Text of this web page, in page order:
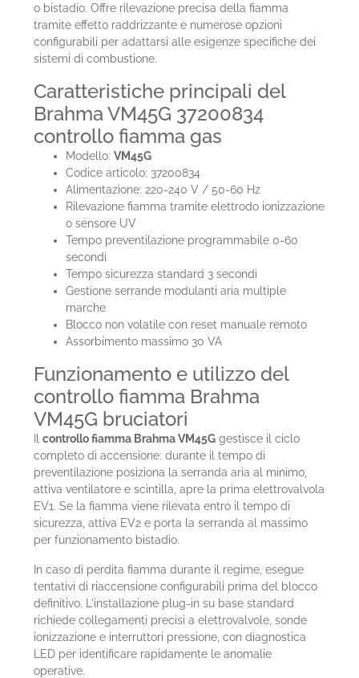
o bistadio. Offre rilevazione precisa della fiamma
tramite effetto raddrizzante e numerose opzioni
configurabili per adattarsi alle esigenze specifiche dei
sistemi di combustione.
Caratteristiche principali del
Brahma VM45G 37200834
controllo fiamma gas
Modello:VM45G
Codice articolo: 37200834
Alimentazione: 220-240 V / 50-60 Hz
Rilevazione fiamma tramite elettrodo ionizzazione
o sensore UV
Tempo preventilazione programmabile 0-60
secondi
Tempo sicurezza standard 3 secondi
Gestione serrande modulanti aria multiple
marche
Blocco non volatile con reset manuale remoto
Assorbimento massimo 30 VA
Funzionamento e utilizzo del
controllo fiamma Brahma
VM45G bruciatori
Ilcontrollo fiamma Brahma VM45G gestisce il ciclo
completo di accensione: durante il tempo di
preventilazione posiziona la serranda aria al minimo,
attiva ventilatore e scintilla, apre la prima elettrovalvola
EV1. Se la fiamma viene rilevata entro il tempo di
sicurezza, attiva EV2 e porta la serranda al massimo
per funzionamento bistadio.
In caso di perdita fiamma durante il regime, esegue
tentativi di riaccensione configurabili prima del blocco
definitivo. L'installazione plug-in su base standard
richiede collegamenti precisi a elettrovalvole, sonde
ionizzazione e interruttori pressione, con diagnostica
LED per identificare rapidamente le anomalie
operative.